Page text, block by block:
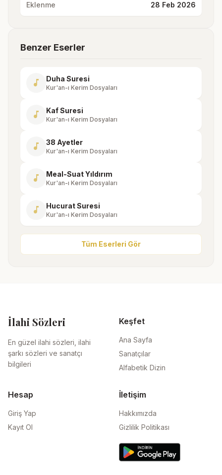
Eklenme 28 Feb 2026
Benzer Eserler
music_note Duha Suresi
Kur'an-ı Kerim Dosyaları
music_note Kaf Suresi
Kur'an-ı Kerim Dosyaları
music_note 38 Ayetler
Kur'an-ı Kerim Dosyaları
music_note Meal-Suat Yıldırım
Kur'an-ı Kerim Dosyaları
music_note Hucurat Suresi
Kur'an-ı Kerim Dosyaları
Tüm Eserleri Gör
İlahi Sözleri
En güzel ilahi sözleri, ilahi
şarkı sözleri ve sanatçı
bilgileri
Keşfet
Ana Sayfa
Sanatçılar
Alfabetik Dizin
Hesap
Giriş Yap
Kayıt Ol
İletişim
Hakkımızda
Gizlilik Politikası